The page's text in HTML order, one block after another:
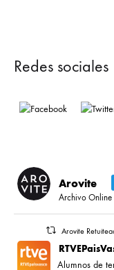
Redes sociales
Arovite
Archivo Online
Arovite
Alumnos de